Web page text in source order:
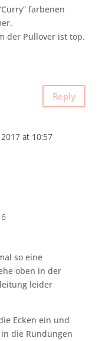
farbenen
der Pullover ist top.
Reply
at 10:57
so eine
oben in der
leider
Ecken ein und
die Rundungen